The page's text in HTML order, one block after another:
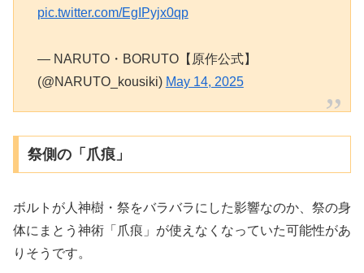
pic.twitter.com/EgIPyjx0qp
— NARUTO・BORUTO【原作公式】
(@NARUTO_kousiki) May 14, 2025
祭側の「爪痕」
ボルトが人神樹・祭をバラバラにした影響なのか、祭の身
体にまとう神術「爪痕」が使えなくなっていた可能性があ
りそうです。